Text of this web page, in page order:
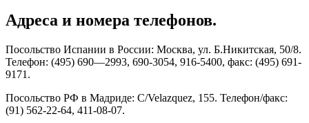
Адреса и номера телефонов.
Посольство Испании в России: Москва, ул. Б.Никитская, 50/8.
Телефон: (495) 690—2993, 690-3054, 916-5400, факс: (495) 691-
9171.
Посольство РФ в Мадриде: C/Velazquez, 155. Телефон/факс:
(91) 562-22-64, 411-08-07.